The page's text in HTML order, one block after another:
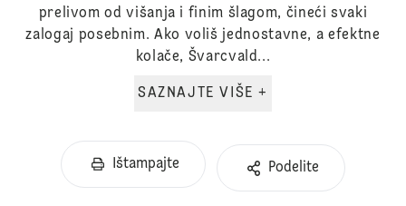
prelivom od višanja i finim šlagom, čineći svaki
zalogaj posebnim. Ako voliš jednostavne, a efektne
kolače, Švarcvald...
SAZNAJTE VIŠE +
Ištampajte Podelite